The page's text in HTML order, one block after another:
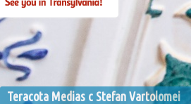
Teracota Medias c Stefan Vartolomei